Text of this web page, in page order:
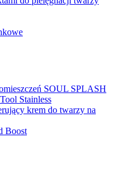
SOUL SPLASH
Stainless
krem do twarzy na
Boost